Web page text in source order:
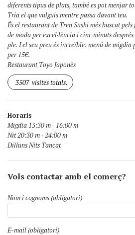
diferents tipus de plats, també es pot menjar
Tria el que vulguis mentre passa davant teu.
És el restaurant de Tren Sushi més buscat
de moda per excel·lència i cinc minuts
ple. I el seu preu és increïble: menú de migdia
per 15€.
Restaurant Toyo Japonès
3507 visites totals.
Horaris
Migdia 13:30 m - 16:00 m
Nit 20:30 m - 24:00 m
Dilluns Nits Tancat
Vols contactar amb el comerç?
Nom i cognoms (obligatori)
E-mail (obligatori)